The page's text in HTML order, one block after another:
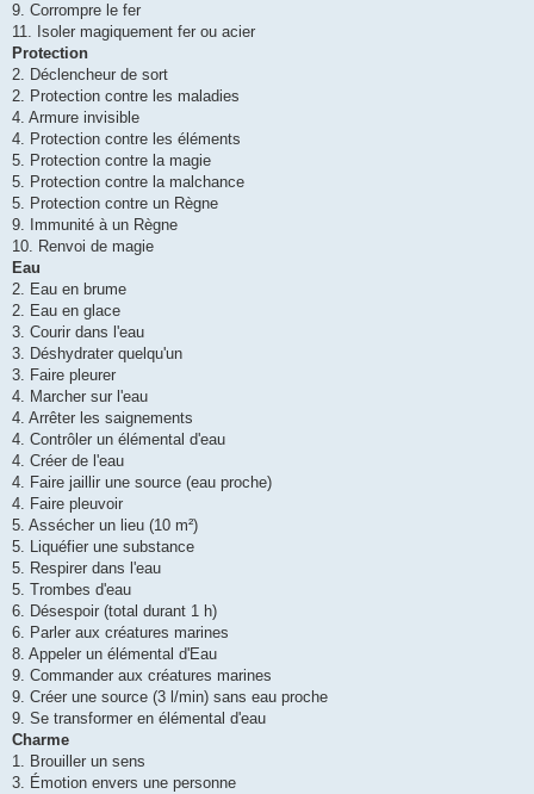
9. Corrompre le fer
11. Isoler magiquement fer ou acier
Protection
2. Déclencheur de sort
2. Protection contre les maladies
4. Armure invisible
4. Protection contre les éléments
5. Protection contre la magie
5. Protection contre la malchance
5. Protection contre un Règne
9. Immunité à un Règne
10. Renvoi de magie
Eau
2. Eau en brume
2. Eau en glace
3. Courir dans l'eau
3. Déshydrater quelqu'un
3. Faire pleurer
4. Marcher sur l'eau
4. Arrêter les saignements
4. Contrôler un élémental d'eau
4. Créer de l'eau
4. Faire jaillir une source (eau proche)
4. Faire pleuvoir
5. Assécher un lieu (10 m²)
5. Liquéfier une substance
5. Respirer dans l'eau
5. Trombes d'eau
6. Désespoir (total durant 1 h)
6. Parler aux créatures marines
8. Appeler un élémental d'Eau
9. Commander aux créatures marines
9. Créer une source (3 l/min) sans eau proche
9. Se transformer en élémental d'eau
Charme
1. Brouiller un sens
3. Émotion envers une personne